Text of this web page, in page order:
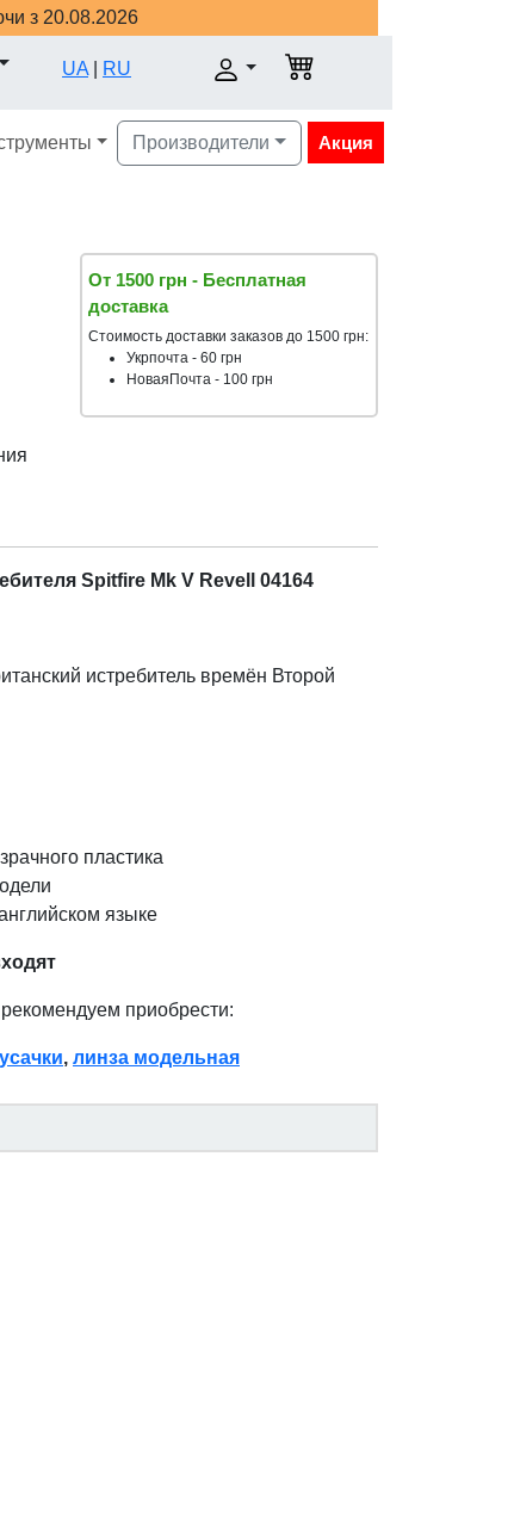
з 20.08.2026
UA RU
Производители Акция
От 1500 грн - Бесплатная
доставка
Стоимость доставки заказов до 1500 грн:
Укрпочта - 60 грн
НоваяПочта - 100 грн
Spitfire Mk V Revell 04164
истребитель времён Второй
пластика
языке
приобрести:
, линза модельная